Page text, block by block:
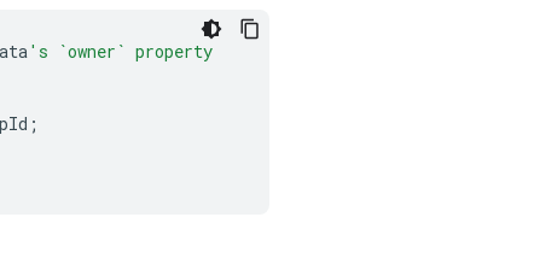
's `owner` property
;